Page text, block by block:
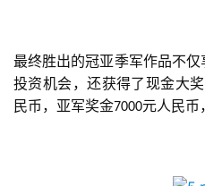
戏
休
最终胜出的冠亚季军作品不
投资机会，还获得了现金大
民币，亚军奖金7000元人民币